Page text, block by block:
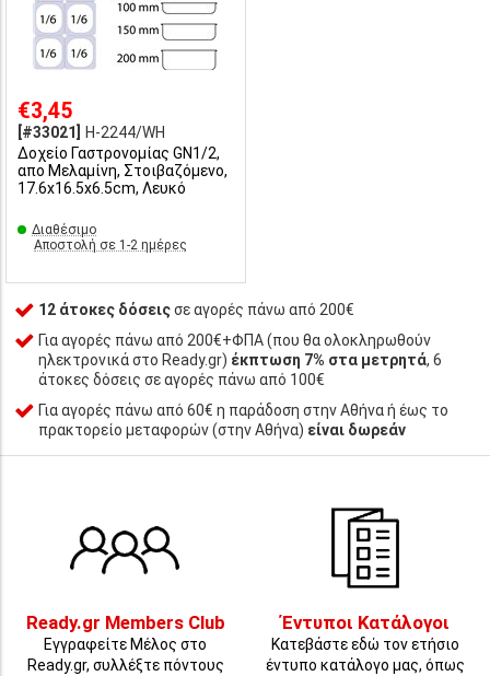
€3,45
[#33021]
H-2244/WH
Δοχείο Γαστρονομίας GN1/2,
απο Μελαμίνη, Στοιβαζόμενο,
17.6x16.5x6.5cm, Λευκό
Διαθέσιμο
Αποστολή σε 1-2 ημέρες
12 άτοκες δόσειςσε αγορές πάνω από 200€
Για αγορές πάνω από 200€+ΦΠΑ (που θα ολοκληρωθούν
ηλεκτρονικά στο Ready.gr) έκπτωση 7% στα μετρητά, 6
άτοκες δόσεις σε αγορές πάνω από 100€
Για αγορές πάνω από 60€ η παράδοση στην Αθήνα ή έως το
πρακτορείο μεταφορών (στην Αθήνα) είναι δωρεάν
Ready.gr Members Club
Εγγραφείτε Μέλος στο
Ready.gr, συλλέξτε πόντους
Έντυποι Κατάλογοι
Κατεβάστε εδώ τον ετήσιο
έντυπο κατάλογο μας, όπως